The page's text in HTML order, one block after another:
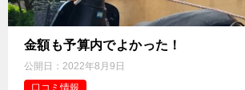
金額も予算内でよかった！
公開日： 2022年8月9日
口コミ情報